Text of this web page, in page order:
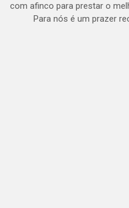
com afinco para prestar o
Para nós é um prazer